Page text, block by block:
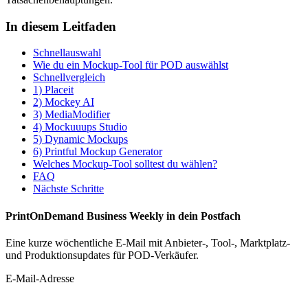
In diesem Leitfaden
Schnellauswahl
Wie du ein Mockup-Tool für POD auswählst
Schnellvergleich
1) Placeit
2) Mockey AI
3) MediaModifier
4) Mockuuups Studio
5) Dynamic Mockups
6) Printful Mockup Generator
Welches Mockup-Tool solltest du wählen?
FAQ
Nächste Schritte
PrintOnDemand Business Weekly in dein Postfach
Eine kurze wöchentliche E-Mail mit Anbieter-, Tool-, Marktplatz-
und Produktionsupdates für POD-Verkäufer.
E-Mail-Adresse